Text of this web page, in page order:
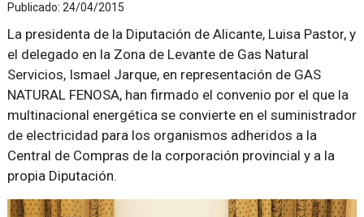
Publicado: 24/04/2015
La presidenta de la Diputación de Alicante, Luisa Pastor, y
el delegado en la Zona de Levante de Gas Natural
Servicios, Ismael Jarque, en representación de GAS
NATURAL FENOSA, han firmado el convenio por el que la
multinacional energética se convierte en el suministrador
de electricidad para los organismos adheridos a la
Central de Compras de la corporación provincial y a la
propia Diputación.